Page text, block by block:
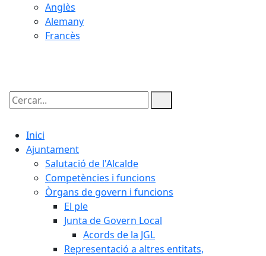
Anglès
Alemany
Francès
Cercar:
Inici
Ajuntament
Salutació de l'Alcalde
Competències i funcions
Òrgans de govern i funcions
El ple
Junta de Govern Local
Acords de la JGL
Representació a altres entitats,